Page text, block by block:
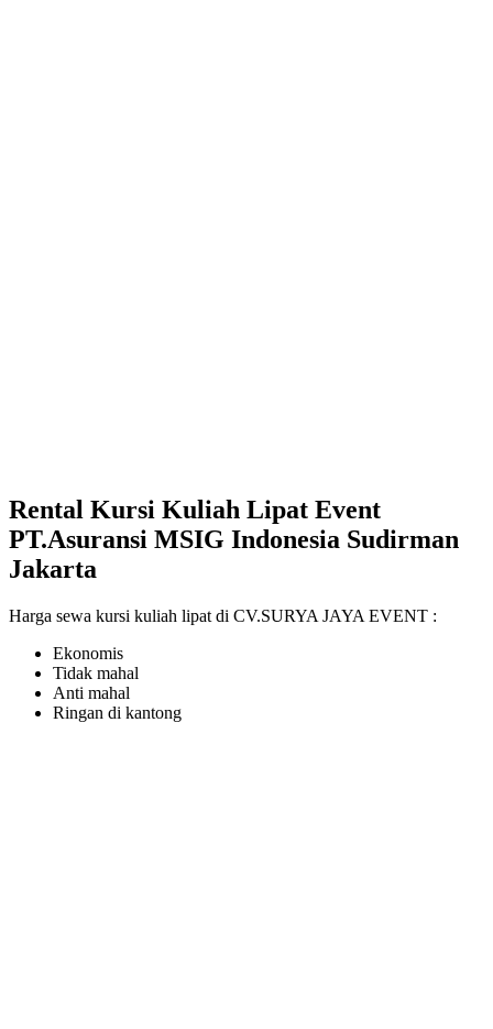
Rental Kursi Kuliah Lipat Event
PT.Asuransi MSIG Indonesia Sudirman
Jakarta
Harga sewa kursi kuliah lipat di CV.SURYA JAYA EVENT :
Ekonomis
Tidak mahal
Anti mahal
Ringan di kantong